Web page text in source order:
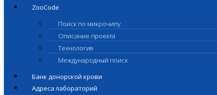
ZooCode
Поиск по микрочипу
Описание проекта
Технология
Международный поиск
Банк донорской крови
Адреса лабораторий